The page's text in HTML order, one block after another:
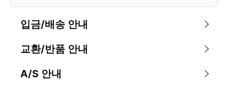
입금/배송 안내
교환/반품 안내
A/S 안내